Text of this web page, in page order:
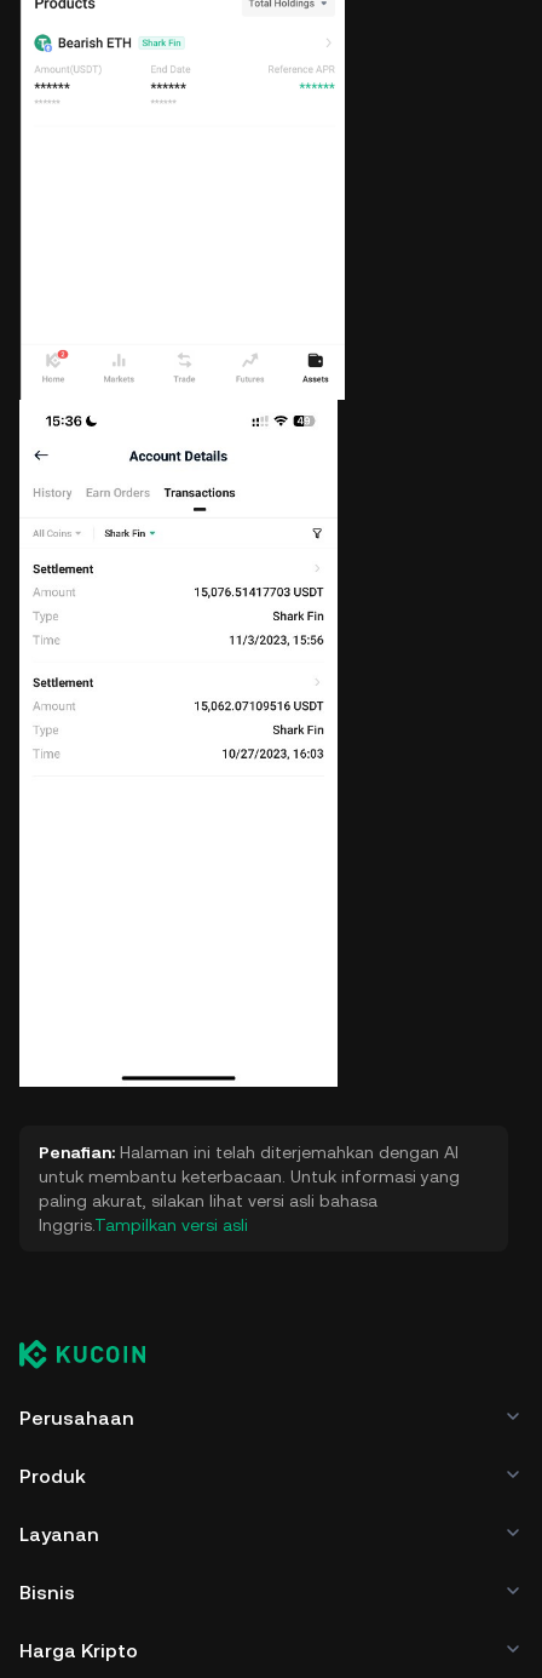
Penafian: Halaman ini telah diterjemahkan dengan AI
untuk membantu keterbacaan. Untuk informasi yang
paling akurat, silakan lihat versi asli bahasa
Inggris.Tampilkan versi asli
Perusahaan
Produk
Layanan
Bisnis
Harga Kripto